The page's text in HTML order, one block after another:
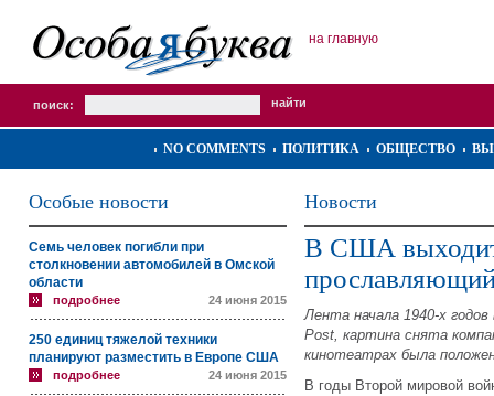
на главную
поиск:
NO COMMENTS ПОЛИТИКА ОБЩЕСТВО
Особые новости
Семь человек погибли при
столкновении автомобилей в Омской
области
подробнее 24 июня 2015
250 единиц тяжелой техники
планируют разместить в Европе США
подробнее 24 июня 2015
Новости
В США
Лента начала 1940-х
Post, картина снята
кинотеатрах была
В годы Второй мировой